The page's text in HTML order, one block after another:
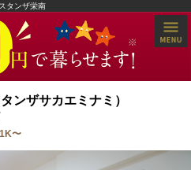
タンザ栄南
ンザサカエミナミ）
1K〜